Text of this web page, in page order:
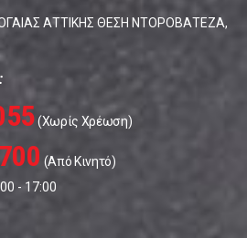
ΑΤΤΙΚΗΣ ΘΕΣΗ ΝΤΟΡΟΒΑΤΕΖΑ,
(Χωρίς Χρέωση)
(Από Κινητό)
- 17:00